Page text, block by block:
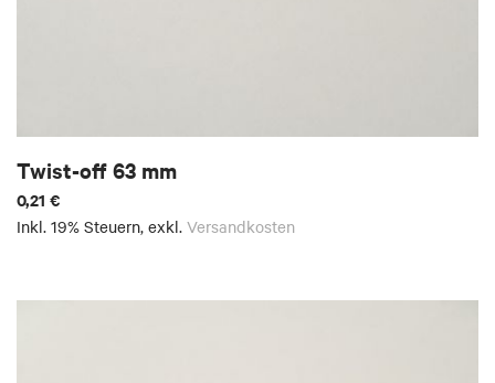
Twist-off 63 mm
0,21 €
Inkl. 19% Steuern, exkl. Versandkosten